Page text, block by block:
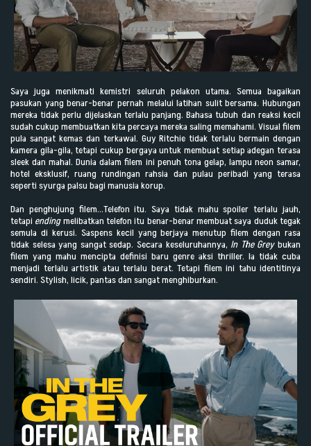
Saya juga menikmati kemistri seluruh pelakon utama. Semua bagaikan
pasukan yang benar-benar pernah melalui latihan sulit bersama. Hubungan
mereka tidak perlu dijelaskan terlalu panjang. Bahasa tubuh dan reaksi kecil
sudah cukup membuatkan kita percaya mereka saling memahami. Visual filem
pula sangat kemas dan terkawal. Guy Ritchie tidak terlalu bermain dengan
kamera gila-gila, tetapi cukup bergaya untuk membuat setiap adegan terasa
sleek dan mahal. Dunia dalam filem ini penuh tona gelap, lampu neon samar,
hotel eksklusif, ruang rundingan rahsia dan pulau peribadi yang terasa
seperti syurga palsu bagi manusia korup.
Dan penghujung filem…Telefon itu. Saya tidak mahu spoiler terlalu jauh,
tetapi endingmelibatkan telefon itu benar-benar membuat saya duduk tegak
semula di kerusi. Saspens kecil yang berjaya menutup filem dengan rasa
tidak selesa yang sangat sedap. Secara keseluruhannya, In The Greybukan
filem yang mahu mencipta definisi baru genre aksi thriller. Ia tidak cuba
menjadi terlalu artistik atau terlalu berat. Tetapi filem ini tahu identitinya
sendiri. Stylish, licik, pantas dan sangat menghiburkan.